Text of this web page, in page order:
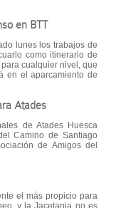
en BTT
lunes los trabajos de
como itinerario de
cualquier nivel, que
en el aparcamiento de
Atades
de Atades Huesca
Camino de Santiago
de Amigos del
el más propicio para
y la Jacetania no es